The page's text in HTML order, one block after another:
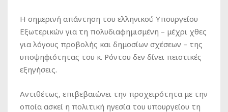
Η σημερινή απάντηση του ελληνικού Υπουργείου
Εξωτερικών για τη πολυδιαφημισμένη – μέχρι χθες
για λόγους προβολής και δημοσίων σχέσεων – της
υποψηφιότητας του κ. Ρόντου δεν δίνει πειστικές
εξηγήσεις.
Αντιθέτως, επιβεβαιώνει την προχειρότητα με την
οποία ασκεί η πολιτική ηγεσία του υπουργείου τη